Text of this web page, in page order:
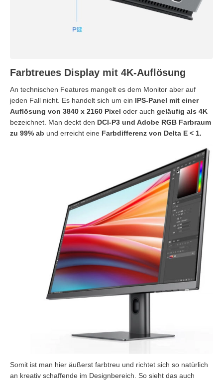
Farbtreues Display mit 4K-Auflösung
An technischen Features mangelt es dem Monitor aber auf
jeden Fall nicht. Es handelt sich um ein IPS-Panel mit einer
Auflösung von 3840 x 2160 Pixel oder auch geläufig als 4K
bezeichnet. Man deckt den DCI-P3 und Adobe RGB Farbraum
zu 99% ab und erreicht eine Farbdifferenz von Delta E < 1.
Somit ist man hier äußerst farbtreu und richtet sich so natürlich
an kreativ schaffende im Designbereich. So sieht das auch